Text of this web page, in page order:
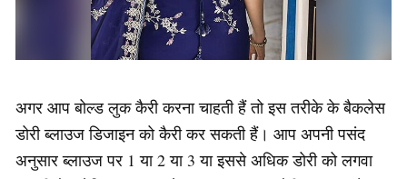
अगर आप बोल्ड लुक कैरी करना चाहती हैं तो इस तरीके के बैकलेस
डोरी ब्लाउज डिजाइन को कैरी कर सकती हैं। आप अपनी पसंद
अनुसार ब्लाउज पर 1 या 2 या 3 या इससे अधिक डोरी को लगवा